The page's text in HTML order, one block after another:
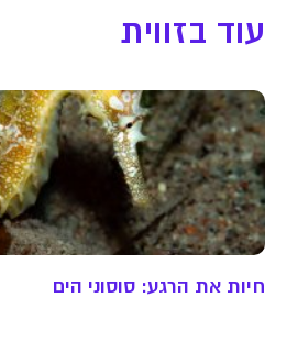
עוד בזווית
חיות את הרגע: סוסוני הים